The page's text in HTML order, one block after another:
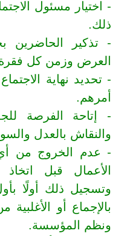
- اختيار مسئول
ذلك.
- تذكير الحاضرين
العرض وزمن كل
- تحديد نهاية
أمرهم.
- إتاحة الفرصة
والنقاش بالعدل
- عدم الخروج من
الأعمال قبل
وتسجيل ذلك أولًا
بالإجماع أو
ونظم المؤسسة.